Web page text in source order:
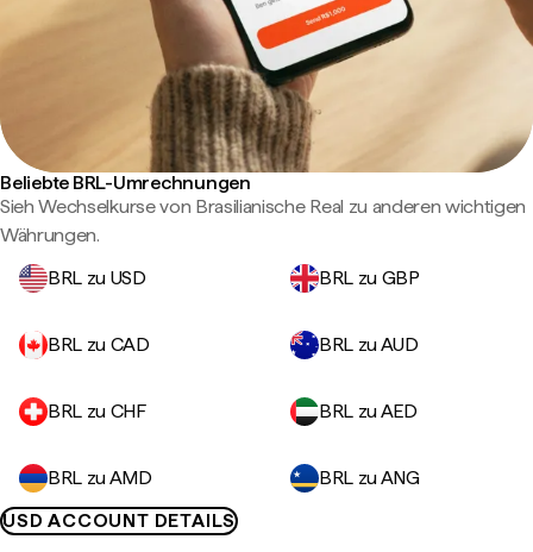
Beliebte BRL-Umrechnungen
Sieh Wechselkurse von Brasilianische Real zu anderen wichtigen
Währungen.
BRL zu USD
BRL zu GBP
BRL zu CAD BRL zu AUD
BRL zu CHF BRL zu AED
BRL zu AMD
BRL zu ANG
USD ACCOUNT DETAILS